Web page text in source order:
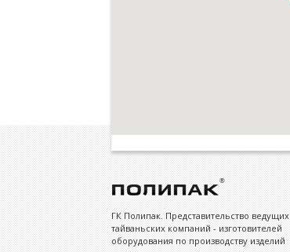
ГК Полипак. Представительство ведущих
тайваньских компаний - изготовителей
оборудования по производству изделий